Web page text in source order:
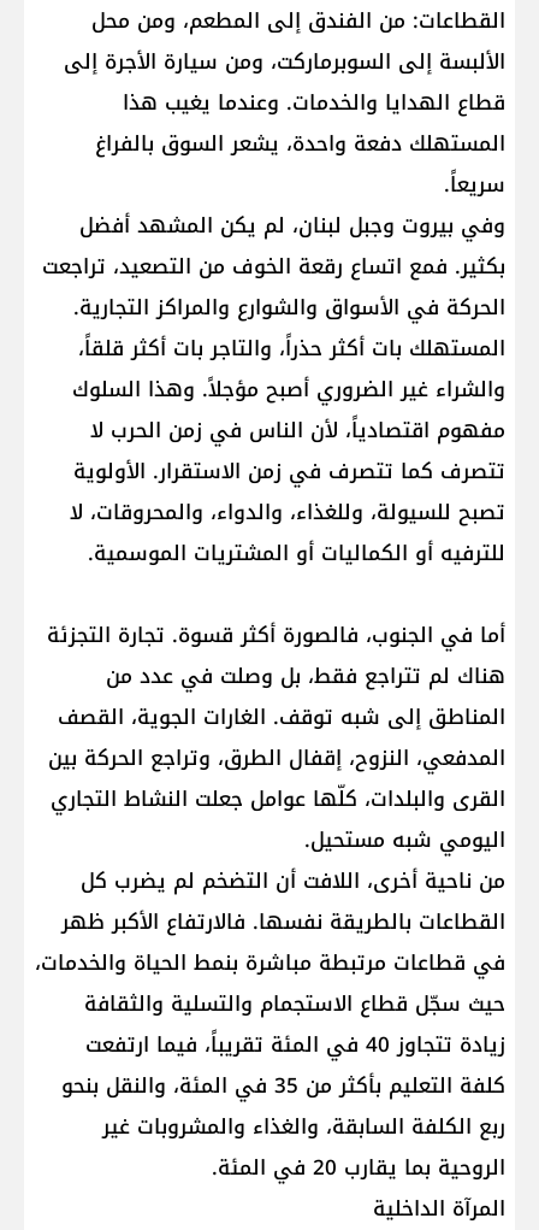
القطاعات: من الفندق إلى المطعم، ومن محل
الألبسة إلى السوبرماركت، ومن سيارة الأجرة إلى
قطاع الهدايا والخدمات. وعندما يغيب هذا
المستهلك دفعة واحدة، يشعر السوق بالفراغ
سريعاً.
وفي بيروت وجبل لبنان، لم يكن المشهد أفضل
بكثير. فمع اتساع رقعة الخوف من التصعيد، تراجعت
الحركة في الأسواق والشوارع والمراكز التجارية.
المستهلك بات أكثر حذراً، والتاجر بات أكثر قلقاً،
والشراء غير الضروري أصبح مؤجلاً. وهذا السلوك
مفهوم اقتصادياً، لأن الناس في زمن الحرب لا
تتصرف كما تتصرف في زمن الاستقرار. الأولوية
تصبح للسيولة، وللغذاء، والدواء، والمحروقات، لا
للترفيه أو الكماليات أو المشتريات الموسمية.
أما في الجنوب، فالصورة أكثر قسوة. تجارة التجزئة
هناك لم تتراجع فقط، بل وصلت في عدد من
المناطق إلى شبه توقف. الغارات الجوية، القصف
المدفعي، النزوح، إقفال الطرق، وتراجع الحركة بين
القرى والبلدات، كلّها عوامل جعلت النشاط التجاري
اليومي شبه مستحيل.
من ناحية أخرى، اللافت أن التضخم لم يضرب كل
القطاعات بالطريقة نفسها. فالارتفاع الأكبر ظهر
في قطاعات مرتبطة مباشرة بنمط الحياة والخدمات،
حيث سجّل قطاع الاستجمام والتسلية والثقافة
زيادة تتجاوز 40 في المئة تقريباً، فيما ارتفعت
كلفة التعليم بأكثر من 35 في المئة، والنقل بنحو
ربع الكلفة السابقة، والغذاء والمشروبات غير
الروحية بما يقارب 20 في المئة.
المرآة الداخلية